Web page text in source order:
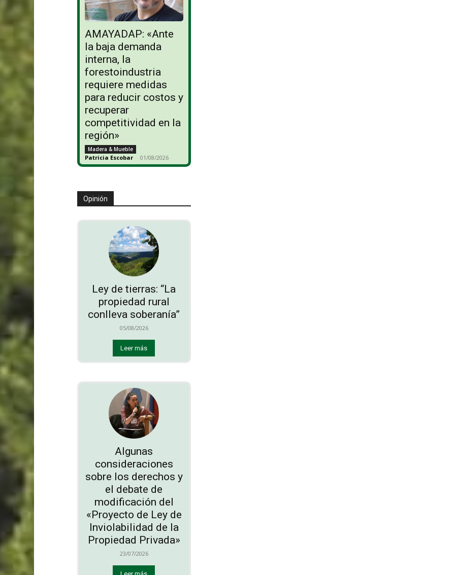
AMAYADAP: «Ante
la baja demanda
interna, la
forestoindustria
requiere medidas
para reducir costos y
recuperar
competitividad en la
región»
Madera & Mueble
Patricia Escobar - 01/08/2026
Opinión
Ley de tierras: “La
propiedad rural
conlleva soberanía”
05/08/2026
Leer más
Algunas
consideraciones
sobre los derechos y
el debate de
modificación del
«Proyecto de Ley de
Inviolabilidad de la
Propiedad Privada»
23/07/2026